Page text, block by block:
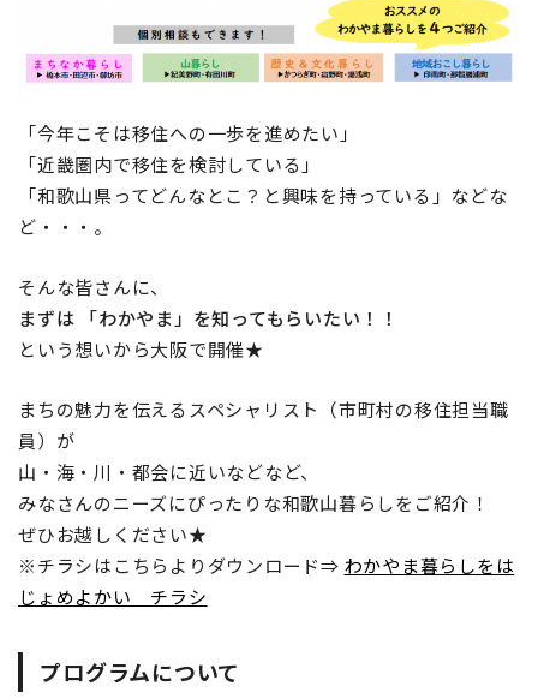
「今年こそは移住への一歩を進めたい」
「近畿圏内で移住を検討している」
「和歌山県ってどんなとこ？と興味を持っている」などな
ど・・・。
そんな皆さんに、
まずは 「わかやま」を知ってもらいたい！！
という想いから大阪で開催★
まちの魅力を伝えるスペシャリスト（市町村の移住担当職
員）が
山・海・川・都会に近いなどなど、
みなさんのニーズにぴったりな和歌山暮らしをご紹介！
ぜひお越しください★
※チラシはこちらよりダウンロード⇒ わかやま暮らしをは
じょめよかい チラシ
プログラムについて